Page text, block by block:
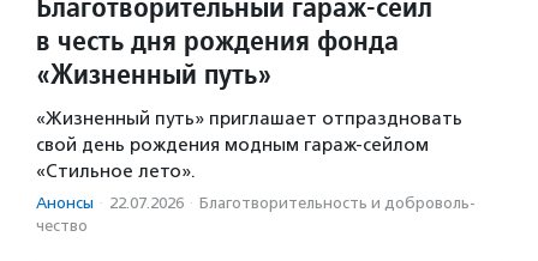
в честь дня рождения фонда
«Жизненный путь»
«Жизненный путь» приглашает отпраздновать
свой день рождения модным гараж-сейлом
«Стильное лето».
Анонсы · 22.07.2026 · Благотвори­тель­ность и доброволь­
чест­во